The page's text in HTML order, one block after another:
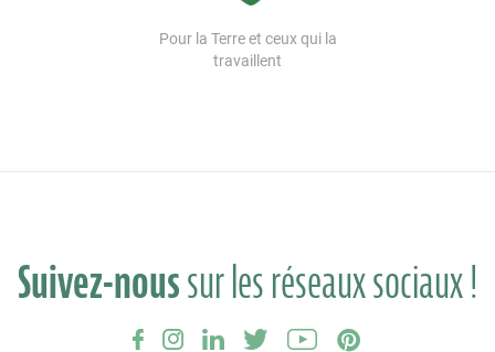
Pour la Terre et ceux qui la
travaillent
Suivez-noussur les réseaux sociaux !